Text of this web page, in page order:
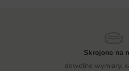
Skrojone na
dowolne wymiary,